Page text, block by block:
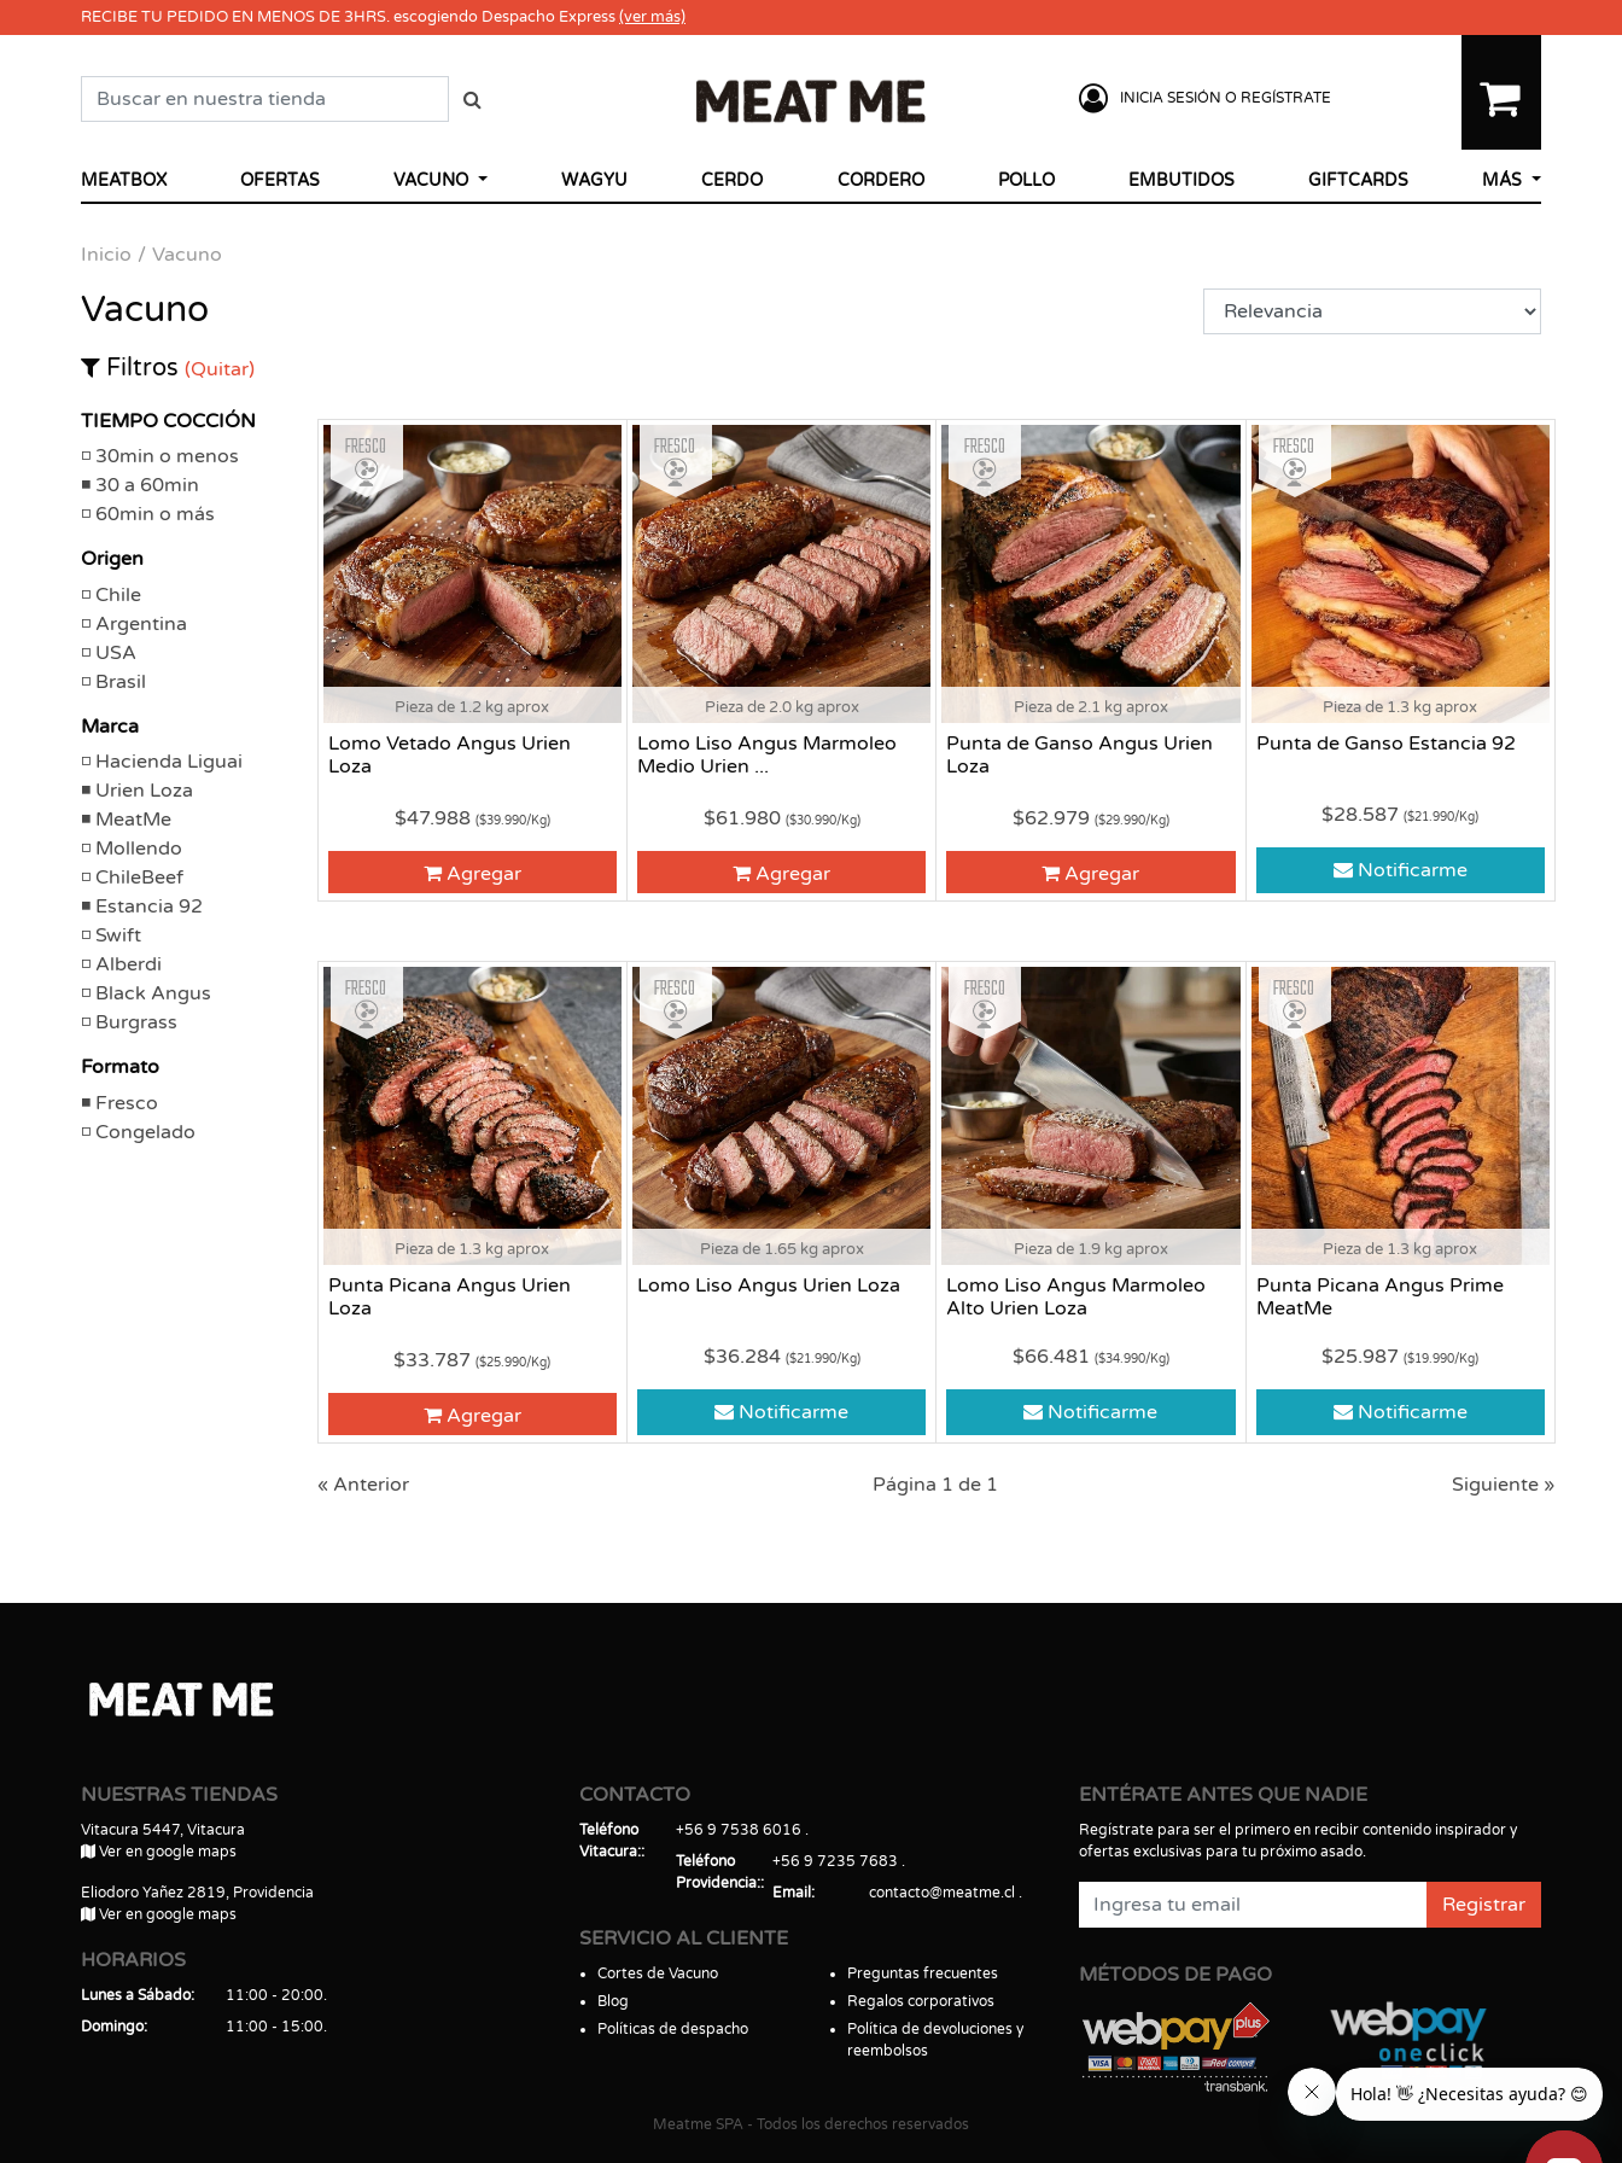
RECIBE TU PEDIDO EN MENOS DE 3HRS. escogiendo Despacho Express(ver más)
INICIA SESIÓN O REGÍSTRATE
MEATBOX OFERTAS VACUNO WAGYU CERDO CORDERO POLLO EMBUTIDOS GIFTCARDS MÁS
Inicio Vacuno
Vacuno
Filtros (Quitar)
TIEMPO COCCIÓN
30min o menos
30 a 60min
60min o más
Origen
Chile
Argentina
USA
Brasil
Marca
Hacienda Liguai
Urien Loza
MeatMe
Mollendo
ChileBeef
Estancia 92
Swift
Alberdi
Black Angus
Burgrass
Formato
Fresco
Congelado
Pieza de 1.2 kg aprox
Lomo Vetado Angus Urien
Loza
Fresco
$47.988 ($39.990/Kg)
Agregar
Pieza de 2.0 kg aprox
Lomo Liso Angus Marmoleo
Medio Urien ...
Fresco
$61.980 ($30.990/Kg)
Agregar
Pieza de 2.1 kg aprox
Punta de Ganso Angus Urien
Loza
Fresco
$62.979 ($29.990/Kg)
Agregar
Pieza de 1.3 kg aprox
Punta de Ganso Estancia 92
Fresco
$28.587($21.990/Kg)
Notificarme
Pieza de 1.3 kg aprox
Punta Picana Angus Urien
Loza
Fresco
$33.787($25.990/Kg)
Agregar
Pieza de 1.65 kg aprox
Lomo Liso Angus Urien Loza
Fresco
$36.284 ($21.990/Kg)
Notificarme
Pieza de 1.9 kg aprox
Lomo Liso Angus Marmoleo
Alto Urien Loza
Fresco
$66.481 ($34.990/Kg)
Notificarme
Pieza de 1.3 kg aprox
Punta Picana Angus Prime
MeatMe
Fresco
$25.987($19.990/Kg)
Notificarme
« Anterior Página 1 de 1 Siguiente »
NUESTRAS TIENDAS
Vitacura 5447, Vitacura
Ver en google maps
Eliodoro Yañez 2819, Providencia
Ver en google maps
HORARIOS
Lunes a Sábado
11:00 - 20:00
Domingo
11:00 - 15:00
CONTACTO
Teléfono
Vitacura:
+56 9 7538 6016
Teléfono
Providencia:
+56 9 7235 7683
Email
contacto@meatme.cl
SERVICIO AL CLIENTE
Cortes de Vacuno
Blog
Políticas de despacho
Preguntas frecuentes
Regalos corporativos
Política de devoluciones y
reembolsos
ENTÉRATE ANTES QUE NADIE
Regístrate para ser el primero en recibir contenido inspirador y
ofertas exclusivas para tu próximo asado.
Registrar
MÉTODOS DE PAGO
Meatme SPA - Todos los derechos reservados